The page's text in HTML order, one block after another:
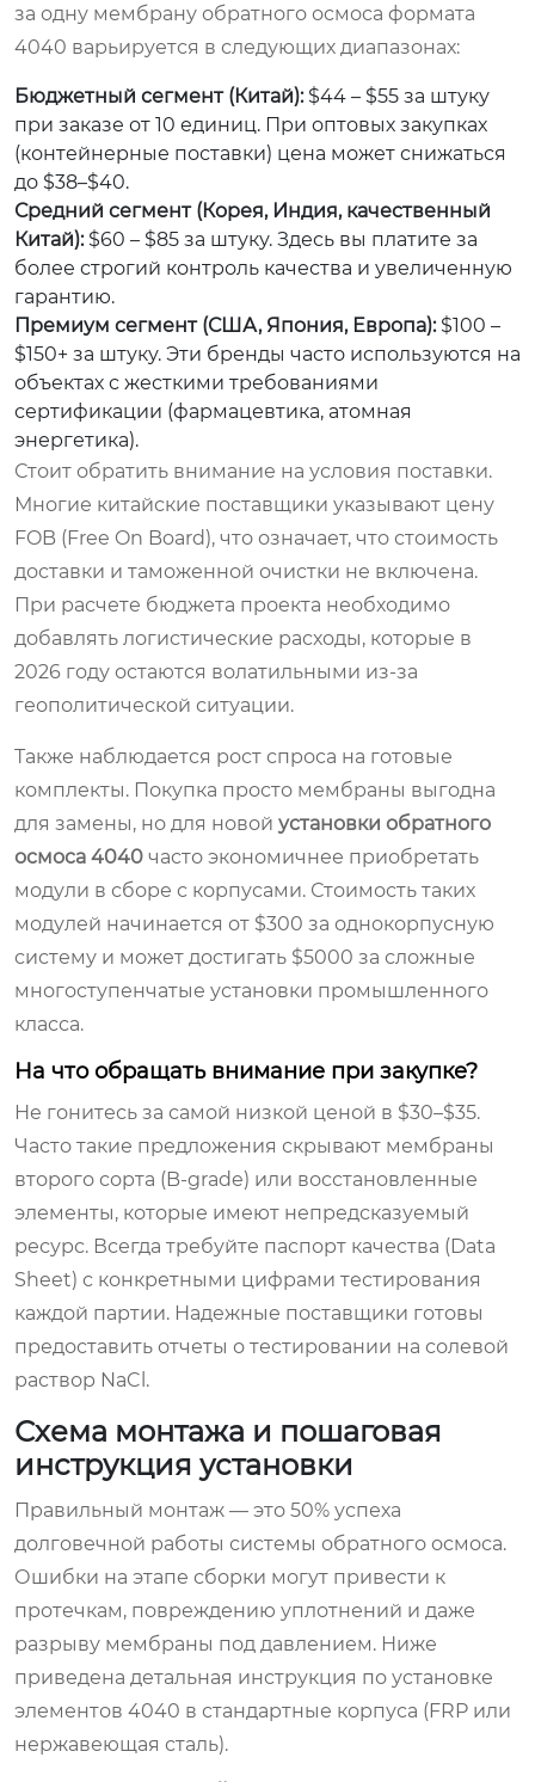
за одну мембрану обратного осмоса формата
4040 варьируется в следующих диапазонах:
Бюджетный сегмент (Китай):$44 – $55 за штуку
при заказе от 10 единиц. При оптовых закупках
(контейнерные поставки) цена может снижаться
до $38–$40.
Средний сегмент (Корея, Индия, качественный
Китай):$60 – $85 за штуку. Здесь вы платите за
более строгий контроль качества и увеличенную
гарантию.
Премиум сегмент (США, Япония, Европа):$100 –
$150+ за штуку. Эти бренды часто используются на
объектах с жесткими требованиями
сертификации (фармацевтика, атомная
энергетика).
Стоит обратить внимание на условия поставки.
Многие китайские поставщики указывают цену
FOB (Free On Board), что означает, что стоимость
доставки и таможенной очистки не включена.
При расчете бюджета проекта необходимо
добавлять логистические расходы, которые в
2026 году остаются волатильными из-за
геополитической ситуации.
Также наблюдается рост спроса на готовые
комплекты. Покупка просто мембраны выгодна
для замены, но для новой установки обратного
осмоса 4040 часто экономичнее приобретать
модули в сборе с корпусами. Стоимость таких
модулей начинается от $300 за однокорпусную
систему и может достигать $5000 за сложные
многоступенчатые установки промышленного
класса.
На что обращать внимание при закупке?
Не гонитесь за самой низкой ценой в $30–$35.
Часто такие предложения скрывают мембраны
второго сорта (B-grade) или восстановленные
элементы, которые имеют непредсказуемый
ресурс. Всегда требуйте паспорт качества (Data
Sheet) с конкретными цифрами тестирования
каждой партии. Надежные поставщики готовы
предоставить отчеты о тестировании на солевой
раствор NaCl.
Схема монтажа и пошаговая
инструкция установки
Правильный монтаж — это 50% успеха
долговечной работы системы обратного осмоса.
Ошибки на этапе сборки могут привести к
протечкам, повреждению уплотнений и даже
разрыву мембраны под давлением. Ниже
приведена детальная инструкция по установке
элементов 4040 в стандартные корпуса (FRP или
нержавеющая сталь).